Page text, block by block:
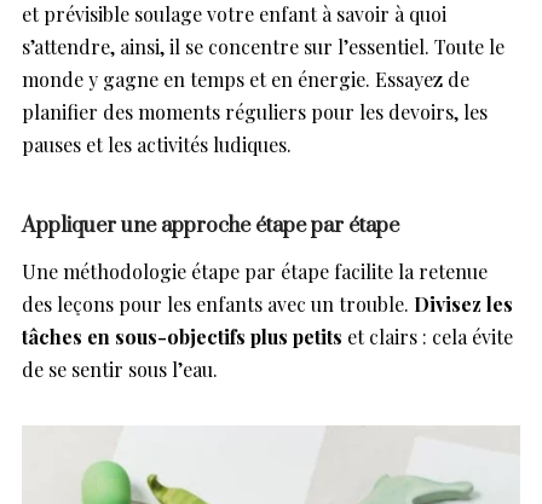
et prévisible soulage votre enfant à savoir à quoi
s’attendre, ainsi, il se concentre sur l’essentiel. Toute le
monde y gagne en temps et en énergie. Essayez de
planifier des moments réguliers pour les devoirs, les
pauses et les activités ludiques.
Appliquer une approche étape par étape
Une méthodologie étape par étape facilite la retenue
des leçons pour les enfants avec un trouble. Divisez les
tâches en sous-objectifs plus petits et clairs : cela évite
de se sentir sous l’eau.